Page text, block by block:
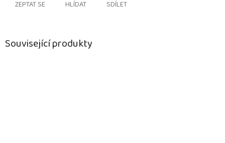
ZEPTAT SE HLÍDAT SDÍLET
Související produkty